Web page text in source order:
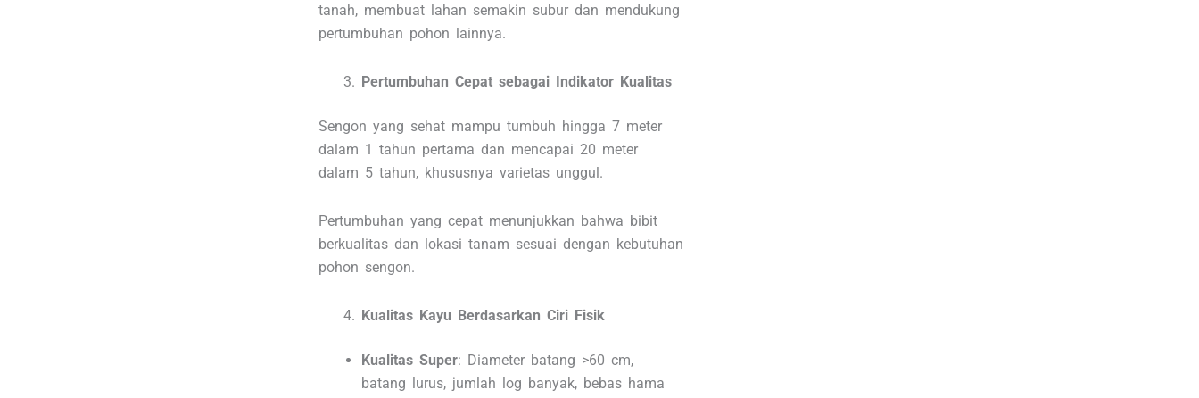
tanah, membuat lahan semakin subur dan mendukung
pertumbuhan pohon lainnya.
Pertumbuhan Cepat sebagai Indikator Kualitas
Sengon yang sehat mampu tumbuh hingga 7 meter
dalam 1 tahun pertama dan mencapai 20 meter
dalam 5 tahun, khususnya varietas unggul.
Pertumbuhan yang cepat menunjukkan bahwa bibit
berkualitas dan lokasi tanam sesuai dengan kebutuhan
pohon sengon.
Kualitas Kayu Berdasarkan Ciri Fisik
Kualitas Super: Diameter batang >60 cm,
batang lurus, jumlah log banyak, bebas hama